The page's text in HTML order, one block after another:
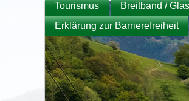
Tourismus
Breitband /
Erklärung zur Barrierefreiheit